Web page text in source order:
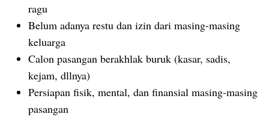
ragu
Belum adanya restu dan izin dari masing-masing
keluarga
Calon pasangan berakhlak buruk (kasar, sadis,
kejam, dllnya)
Persiapan fisik, mental, dan finansial masing-masing
pasangan